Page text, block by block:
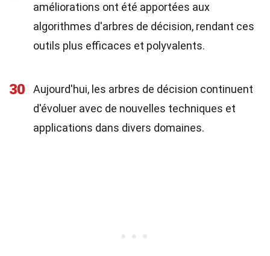
améliorations ont été apportées aux
algorithmes d'arbres de décision, rendant ces
outils plus efficaces et polyvalents.
30
Aujourd'hui, les arbres de décision continuent
d'évoluer avec de nouvelles techniques et
applications dans divers domaines.